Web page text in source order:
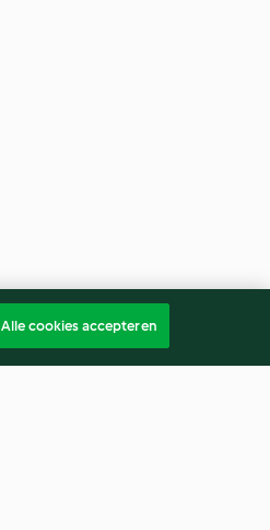
Alle cookies accepteren